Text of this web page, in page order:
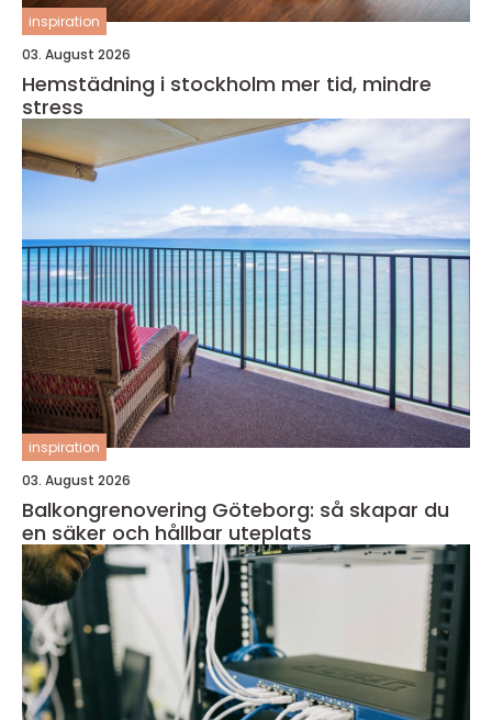
inspiration
03. August 2026
Hemstädning i stockholm mer tid, mindre
stress
inspiration
03. August 2026
Balkongrenovering Göteborg: så skapar du
en säker och hållbar uteplats